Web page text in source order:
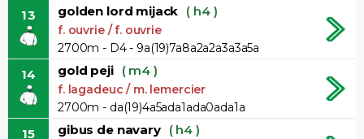
13 golden lord mijack ( h4 )
f. ouvrie / f. ouvrie
2700m - D4 - 9a(19)7a8a2a2a3a3a5a
14 gold peji ( m4 )
f. lagadeuc / m. lemercier
2700m - da(19)4a5ada1ada0ada1a
15 gibus de navary ( h4 )